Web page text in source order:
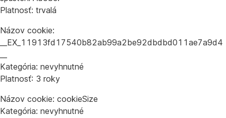
Platnosť: trvalá
Názov cookie:
__EX_11913fd17540b82ab99a2be92dbdbd011ae7a9d4
Kategória: nevyhnutné
Platnosť: 3 roky
Názov cookie: cookieSize
Kategória: nevyhnutné